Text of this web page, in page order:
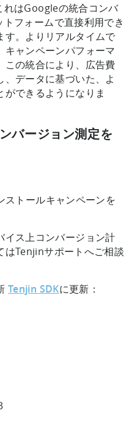
はGoogleの統合コンバ
フォームで直接利用でき
す。よりリアルタイムで
キャンペーンパフォーマ
この統合により、広告費
データに基づいた、よ
ができるようになりま
バージョン測定を
ストールキャンペーンを
イス上コンバージョン計
はTenjinサポートへご相談
Tenjin SDKに更新：